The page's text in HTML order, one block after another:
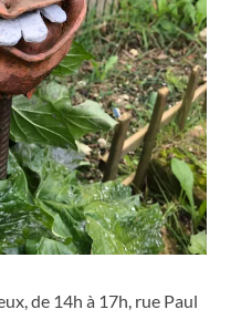
de 14h à 17h, rue Paul